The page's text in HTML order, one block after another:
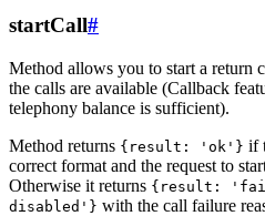
startCall#
Method allows you to start a return
the calls are available (Callback
telephony balance is sufficient).
Method returns {result: 'ok'} if
correct format and the request to
Otherwise it returns {result:
disabled'} with the call failure